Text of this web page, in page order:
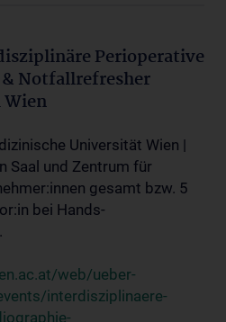
Perioperative
Notfallrefresher
Wien
Universität Wien |
Saal und Zentrum für
gesamt bzw. 5
bei Hands-
web/ueber-
interdisziplinaere-